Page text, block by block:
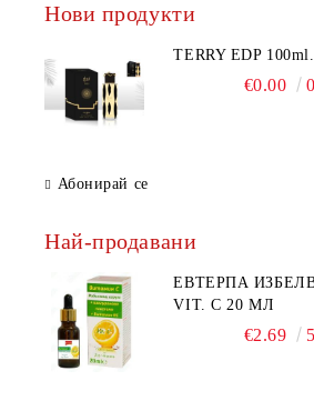
Нови продукти
TERRY EDP 100ml.
€0.00
Абонирай се
Най-продавани
ЕВТЕРПА
VIT. C 20 МЛ
€2.69